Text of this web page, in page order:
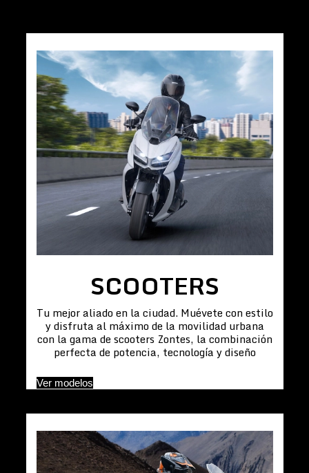
SCOOTERS
Tu mejor aliado en la ciudad. Muévete con estilo
y disfruta al máximo de la movilidad urbana
con la gama de scooters Zontes, la combinación
perfecta de potencia, tecnología y diseño
Ver modelos